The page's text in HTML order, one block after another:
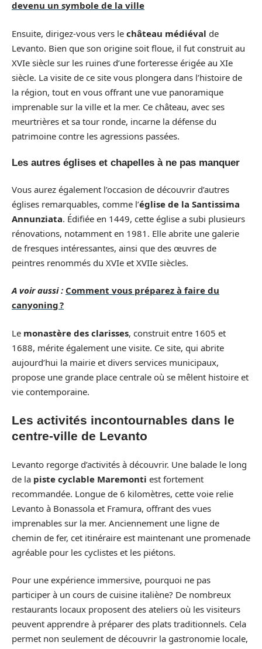
devenu un symbole de la ville
Ensuite, dirigez-vous vers le château médiéval de
Levanto. Bien que son origine soit floue, il fut construit au
XVIe siècle sur les ruines d’une forteresse érigée au XIe
siècle. La visite de ce site vous plongera dans l’histoire de
la région, tout en vous offrant une vue panoramique
imprenable sur la ville et la mer. Ce château, avec ses
meurtrières et sa tour ronde, incarne la défense du
patrimoine contre les agressions passées.
Les autres églises et chapelles à ne pas manquer
Vous aurez également l’occasion de découvrir d’autres
églises remarquables, comme l’église de la Santissima
Annunziata. Édifiée en 1449, cette église a subi plusieurs
rénovations, notamment en 1981. Elle abrite une galerie
de fresques intéressantes, ainsi que des œuvres de
peintres renommés du XVIe et XVIIe siècles.
A voir aussi : Comment vous préparez à faire du
canyoning ?
Le monastère des clarisses, construit entre 1605 et
1688, mérite également une visite. Ce site, qui abrite
aujourd’hui la mairie et divers services municipaux,
propose une grande place centrale où se mêlent histoire et
vie contemporaine.
Les activités incontournables dans le
centre-ville de Levanto
Levanto regorge d’activités à découvrir. Une balade le long
de la piste cyclable Maremonti est fortement
recommandée. Longue de 6 kilomètres, cette voie relie
Levanto à Bonassola et Framura, offrant des vues
imprenables sur la mer. Anciennement une ligne de
chemin de fer, cet itinéraire est maintenant une promenade
agréable pour les cyclistes et les piétons.
Pour une expérience immersive, pourquoi ne pas
participer à un cours de cuisine italiène? De nombreux
restaurants locaux proposent des ateliers où les visiteurs
peuvent apprendre à préparer des plats traditionnels. Cela
permet non seulement de découvrir la gastronomie locale,